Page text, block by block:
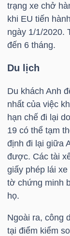
trạng xe chở
khi EU tiến
ngày 1/1/2020.
đến 6 tháng.
Du lịch
Du khách Anh
nhất của việc
hạn chế đi lại
19 có thể tạm
định đi lại giữa
được. Các tài
giấy phép lái
tờ chứng minh
họ.
Ngoài ra, công
tại điểm kiểm
CỤ
ĐẦU
TƯ
XUẤT
DỮ
LIỆU
Ngành
(-)
VS-
SECTOR